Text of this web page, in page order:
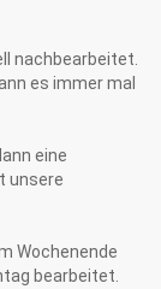
nachbearbeitet.
es immer mal
eine
unsere
Wochenende
bearbeitet.